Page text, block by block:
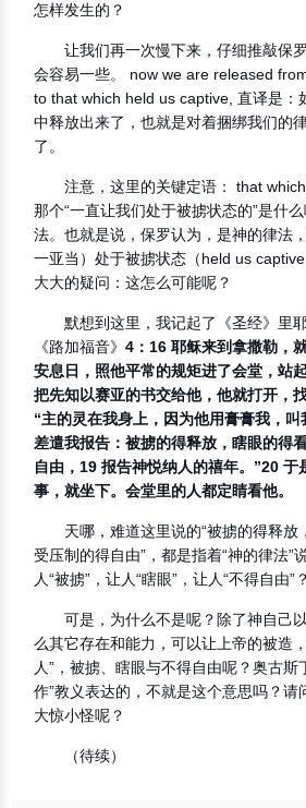
怎样发生的？
让我们再一次慢下来，仔细推敲保
会容易一些。 now we are released
to that which held us captive, 直译是：
中释放出来了，也就是对着捆绑我们的
了。
注意，这里的关键定语： that
那个“一直让我们处于被掳状态的”是什
法。也就是说，保罗认为，是神的律法
一亚当）处于被掳状态（held us
大大的疑问：这怎么可能呢？
默想到这里，我记起了《圣经》里
《路加福音》4：16 耶稣来到拿撒勒，
安息日，照他平常的规矩进了会堂，站
把先知以赛亚的书交给他，他就打开，
“主的灵在我身上，因为他用膏膏我，叫
差遣我报告：被掳的得释放，瞎眼的得
自由，19 报告神悦纳人的禧年。”20 于
事，就坐下。会堂里的人都定睛看他。
天哪，难道这里说的“被掳的得释放
受压制的得自由”，都是指着“神的律法”
人“被掳”，让人“瞎眼”，让人“不得自由”？
可是，为什么不是呢？除了神自己
么其它存在和能力，可以让上帝的被造
人”，被掳、瞎眼与不得自由呢？奥古斯
作”教义表达的，不就是这个意思吗？请
大惊小怪呢？
（待续）